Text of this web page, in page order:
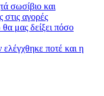
σωσίβιο και
στις αγορές
μας δείξει πόσο
ελέγχθηκε ποτέ και η